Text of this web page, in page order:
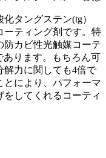
タングステン(tg）
ーティング剤です。特
カビ性光触媒コーテ
ります。もちろん可
解力に関しても4倍で
により、パフォーマ
してくれるコーティ